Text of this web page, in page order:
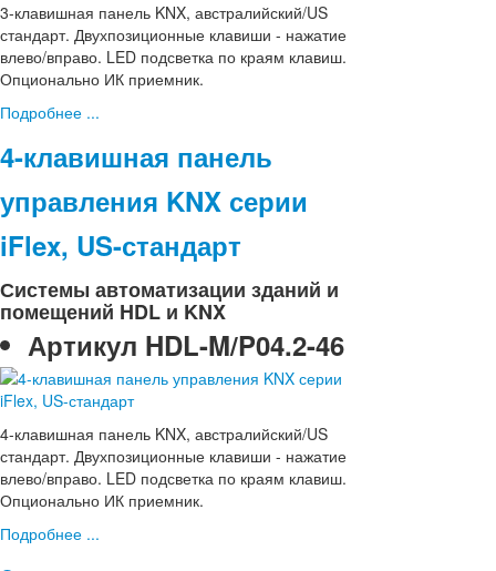
3-клавишная панель KNX, австралийский/US
стандарт. Двухпозиционные клавиши - нажатие
влево/вправо. LED подсветка по краям клавиш.
Опционально ИК приемник.
Подробнее ...
4-клавишная панель
управления KNX серии
iFlex, US-стандарт
Системы автоматизации зданий и
помещений HDL и KNX
Артикул HDL-M/P04.2-46
4-клавишная панель KNX, австралийский/US
стандарт. Двухпозиционные клавиши - нажатие
влево/вправо. LED подсветка по краям клавиш.
Опционально ИК приемник.
Подробнее ...